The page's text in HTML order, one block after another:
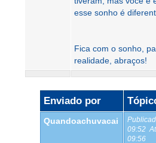
esse sonho é
Fica com o sonho,
realidade, abraços!
Enviado por
Quandoachuvacai
09:52
09:56